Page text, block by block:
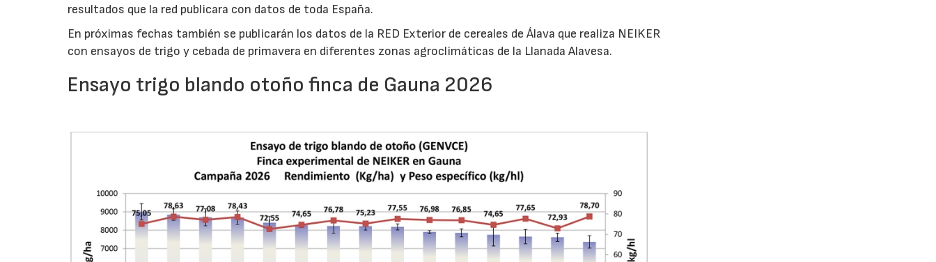
resultados que la red publicara con datos de toda España.
En próximas fechas también se publicarán los datos de la RED Exterior de cereales de Álava que realiza NEIKER
con ensayos de trigo y cebada de primavera en diferentes zonas agroclimáticas de la Llanada Alavesa.
Ensayo trigo blando otoño finca de Gauna 2026